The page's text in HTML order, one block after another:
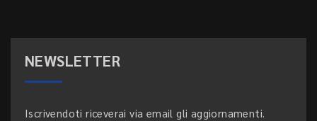
NEWSLETTER
Iscrivendoti riceverai via email gli aggiornamenti.